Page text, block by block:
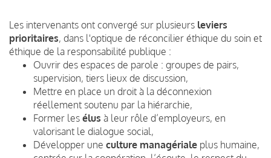
Les intervenants ont convergé sur plusieurs leviers
prioritaires, dans l'optique de réconcilier éthique du soin et
éthique de la responsabilité publique :
Ouvrir des espaces de parole : groupes de pairs,
supervision, tiers lieux de discussion,
Mettre en place un droit à la déconnexion
réellement soutenu par la hiérarchie,
Former les élus à leur rôle d’employeurs, en
valorisant le dialogue social,
Développer une culture managériale plus humaine,